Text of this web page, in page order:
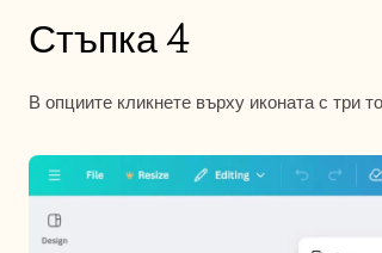
Стъпка 4
В опциите кликнете върху иконата с три